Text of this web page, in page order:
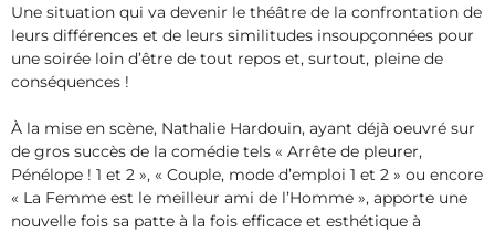
Une situation qui va devenir le théâtre de la confrontation de
leurs différences et de leurs similitudes insoupçonnées pour
une soirée loin d’être de tout repos et, surtout, pleine de
conséquences !
À la mise en scène, Nathalie Hardouin, ayant déjà oeuvré sur
de gros succès de la comédie tels « Arrête de pleurer,
Pénélope ! 1 et 2 », « Couple, mode d’emploi 1 et 2 » ou encore
« La Femme est le meilleur ami de l’Homme », apporte une
nouvelle fois sa patte à la fois efficace et esthétique à